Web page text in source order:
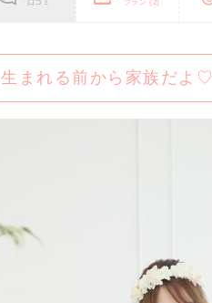
生まれる前から家族だよ